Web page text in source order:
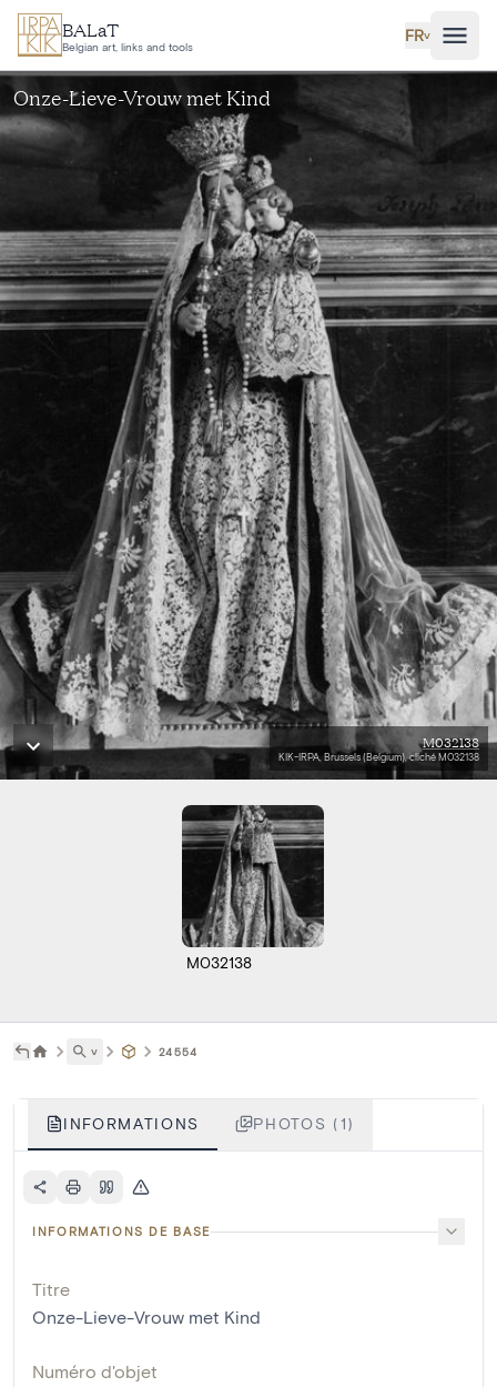
Aller au contenu principal
BALaT
Belgian art, links and tools
FR˅
Onze-Lieve-Vrouw met Kind
M032138
KIK-IRPA, Brussels (Belgium), cliché M032138
M032138
˅ 24554
INFORMATIONS PHOTOS (1)
INFORMATIONS DE BASE
Titre
Onze-Lieve-Vrouw met Kind
Numéro d'objet